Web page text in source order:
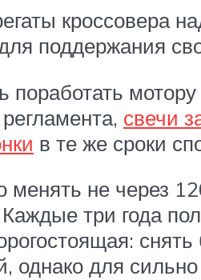
кроссовера
поддержания
поработать
свечи
в те же сроки
не через
три года
однако для